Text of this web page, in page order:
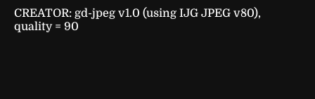
CREATOR: gd-jpeg v1.0 (using IJG JPEG v80),
quality = 90